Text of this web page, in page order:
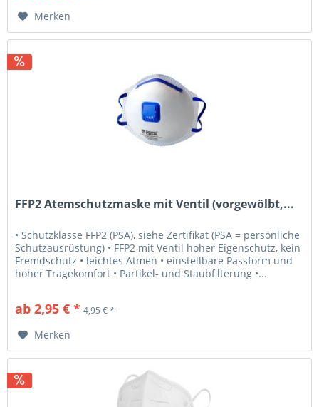
Merken
FFP2 Atemschutzmaske mit Ventil (vorgewölbt,...
• Schutzklasse FFP2 (PSA), siehe Zertifikat (PSA = persönliche
Schutzausrüstung) • FFP2 mit Ventil hoher Eigenschutz, kein
Fremdschutz • leichtes Atmen • einstellbare Passform und
hoher Tragekomfort • Partikel- und Staubfilterung •...
ab 2,95 € * 4,95 € *
Merken